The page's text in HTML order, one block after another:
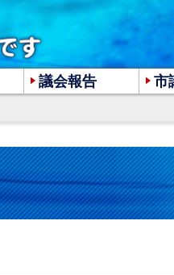
議会報告 市